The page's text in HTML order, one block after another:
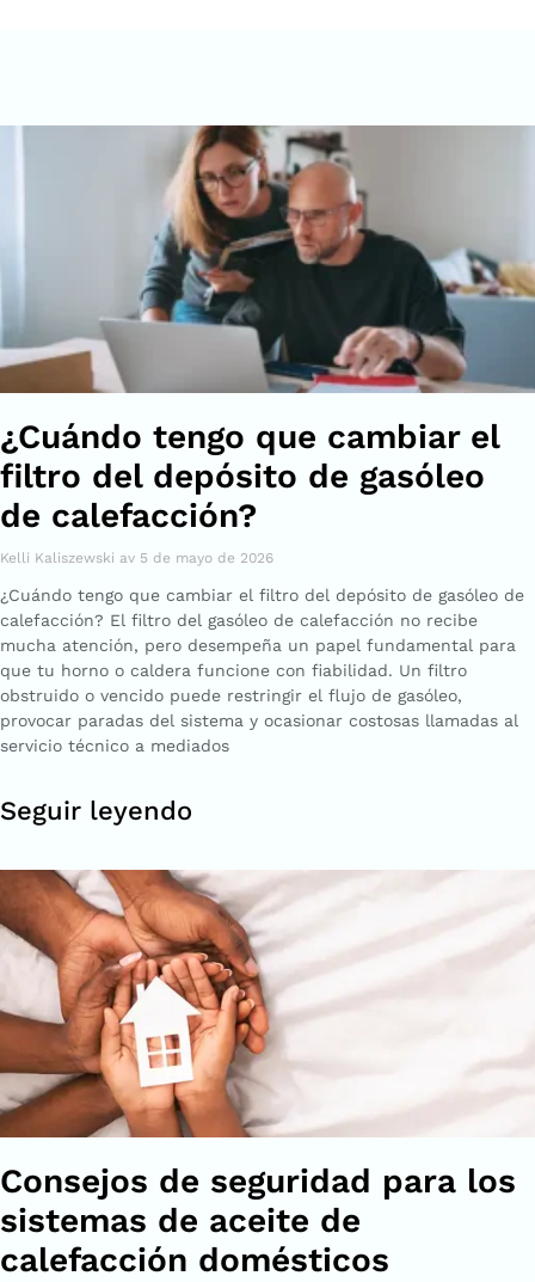
¿Cuándo tengo que cambiar el
filtro del depósito de gasóleo
de calefacción?
Kelli Kaliszewski 5 de mayo de 2026
¿Cuándo tengo que cambiar el filtro del depósito de gasóleo de
calefacción? El filtro del gasóleo de calefacción no recibe
mucha atención, pero desempeña un papel fundamental para
que tu horno o caldera funcione con fiabilidad. Un filtro
obstruido o vencido puede restringir el flujo de gasóleo,
provocar paradas del sistema y ocasionar costosas llamadas al
servicio técnico a mediados
Seguir leyendo
Consejos de seguridad para los
sistemas de aceite de
calefacción domésticos